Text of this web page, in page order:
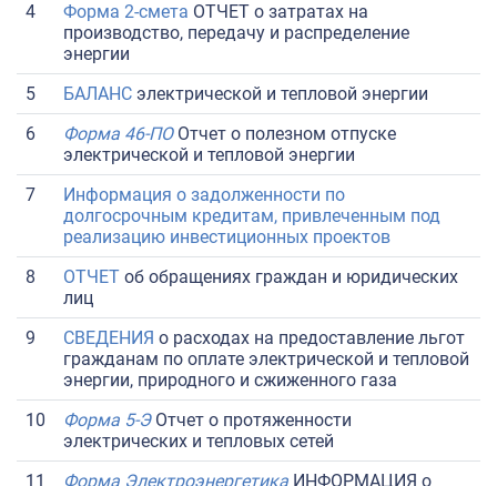
4
Форма 2-смета ОТЧЕТ о затратах на
производство, передачу и распределение
энергии
5
БАЛАНС электрической и тепловой энергии
6
Форма 46-ПООтчет о полезном отпуске
электрической и тепловой энергии
7
Информация о задолженности по
долгосрочным кредитам, привлеченным под
реализацию инвестиционных проектов
8
ОТЧЕТ об обращениях граждан и юридических
лиц
9
СВЕДЕНИЯ о расходах на предоставление льгот
гражданам по оплате электрической и тепловой
энергии, природного и сжиженного газа
10
Форма 5-ЭОтчет о протяженности
электрических и тепловых сетей
11
Форма Электроэнергетика ИНФОРМАЦИЯ о